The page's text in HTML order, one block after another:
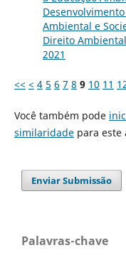
Ambiental e
Direito
2021
<< < 4 5 6 7 8 9 10 11
Você também pode
similaridadepara este
Enviar Submissão
Palavras-chave